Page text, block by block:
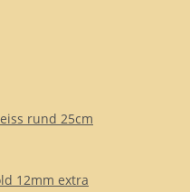
rund 25cm